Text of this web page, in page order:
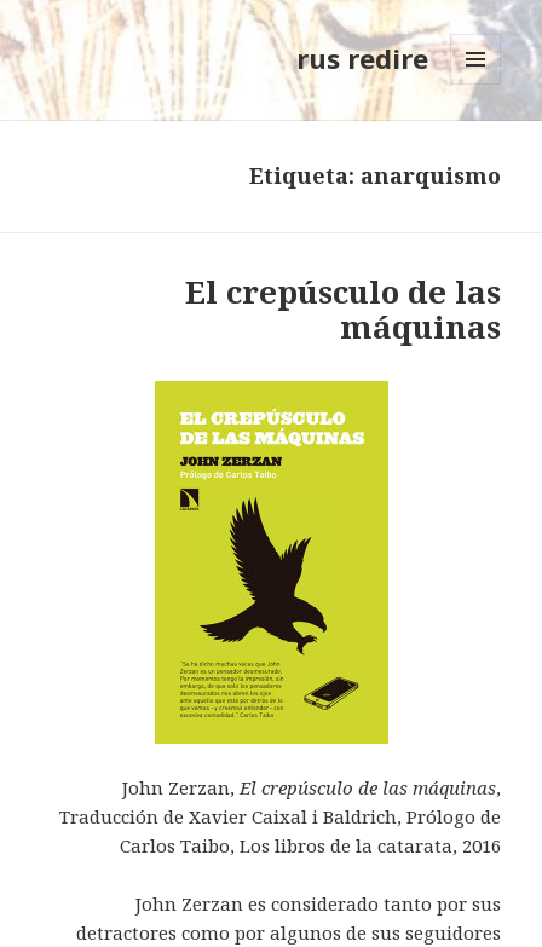
rus redire
MENÚ
Y
Etiqueta: anarquismo
El crepúsculo de las
máquinas
John Zerzan,El crepúsculo de las máquinas,
Traducción de Xavier Caixal i Baldrich, Prólogo de
Carlos Taibo, Los libros de la catarata, 2016
John Zerzan es considerado tanto por sus
detractores como por algunos de sus seguidores